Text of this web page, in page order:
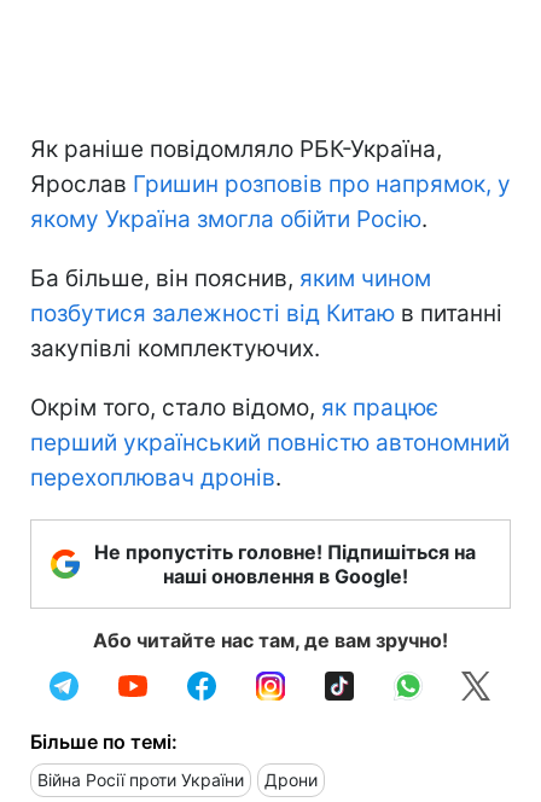
Як раніше повідомляло РБК-Україна,
Ярослав Гришин розповів про напрямок, у
якому Україна змогла обійти Росію.
Ба більше, він пояснив, яким чином
позбутися залежності від Китаю в питанні
закупівлі комплектуючих.
Окрім того, стало відомо, як працює
перший український повністю автономний
перехоплювач дронів.
Не пропустіть головне! Підпишіться на
наші оновлення в Google!
Або читайте нас там, де вам зручно!
Більше по темі:
Війна Росії проти України Дрони